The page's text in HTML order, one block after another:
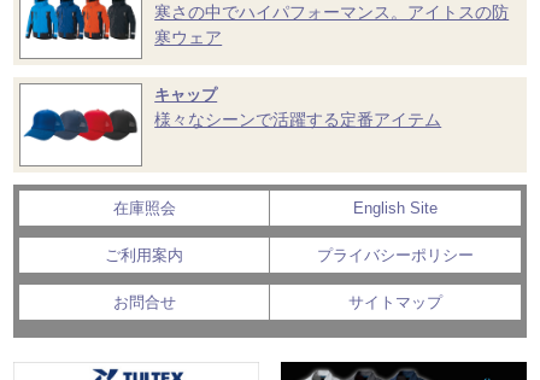
寒さの中でハイパフォーマンス。アイトスの防
寒ウェア
キャップ
様々なシーンで活躍する定番アイテム
在庫照会 English Site
ご利用案内 プライバシーポリシー
お問合せ サイトマップ